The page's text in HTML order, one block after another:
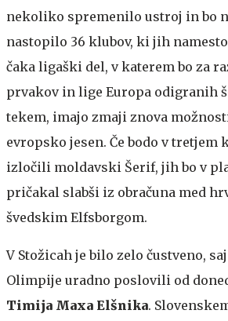
nekoliko spremenilo ustroj in bo
nastopilo 36 klubov, ki jih
čaka ligaški del, v katerem bo za
prvakov in lige Europa odigranih
tekem, imajo zmaji znova
evropsko jesen. Če bodo v
izločili moldavski Šerif, jih bo v
pričakal slabši iz obračuna med
švedskim Elfsborgom.
V Stožicah je bilo zelo čustveno,
Olimpije uradno poslovili od
Timija Maxa Elšnika.